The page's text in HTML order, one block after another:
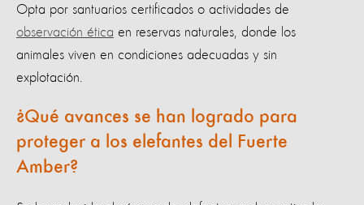
Opta por santuarios certificados o actividades de
observación ética en reservas naturales, donde los
animales viven en condiciones adecuadas y sin
explotación.
¿Qué avances se han logrado para
proteger a los elefantes del Fuerte
Amber?